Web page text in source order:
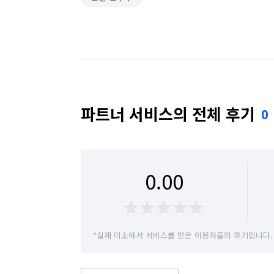
파트너 서비스의 전체 후기 0
0.00
*실제 미소에서 서비스를 받은 이용자들의 후기입니다.